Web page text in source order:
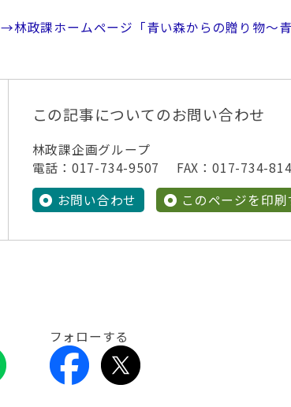
→林政課ホームページ「青い森からの贈り物～
この記事についてのお問い合わせ
林政課企画グループ
電話：017-734-9507 FAX：017-734-
お問い合わせ
このページを印刷
フォローする